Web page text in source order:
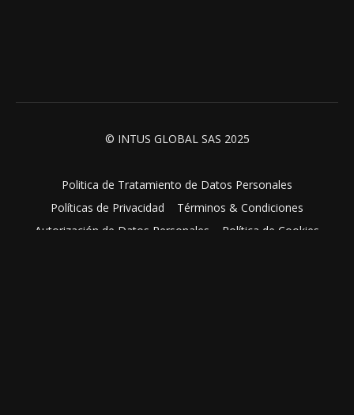
© INTUS GLOBAL SAS 2025
Politica de Tratamiento de Datos Personales
Políticas de Privacidad
Términos & Condiciones
Autorización de Datos Personales
Política de Cookies